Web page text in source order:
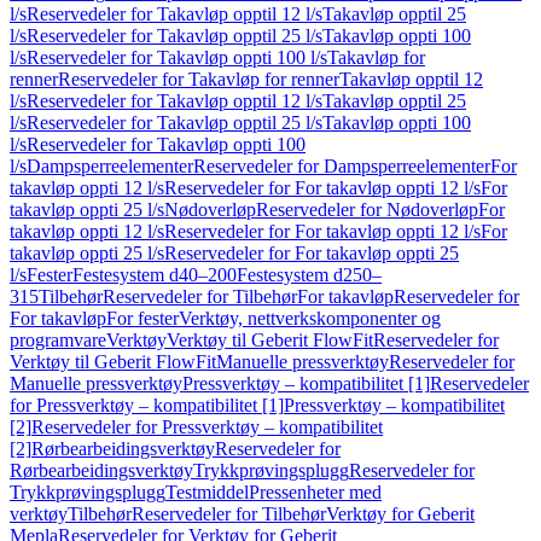
l/sReservedeler for Takavløp opptil 12 l/sTakavløp opptil 25
l/sReservedeler for Takavløp opptil 25 l/sTakavløp oppti 100
l/sReservedeler for Takavløp oppti 100 l/sTakavløp for
rennerReservedeler for Takavløp for rennerTakavløp opptil 12
l/sReservedeler for Takavløp opptil 12 l/sTakavløp opptil 25
l/sReservedeler for Takavløp opptil 25 l/sTakavløp oppti 100
l/sReservedeler for Takavløp oppti 100
l/sDampsperreelementerReservedeler for DampsperreelementerFor
takavløp oppti 12 l/sReservedeler for For takavløp oppti 12 l/sFor
takavløp oppti 25 l/sNødoverløpReservedeler for NødoverløpFor
takavløp oppti 12 l/sReservedeler for For takavløp oppti 12 l/sFor
takavløp oppti 25 l/sReservedeler for For takavløp oppti 25
l/sFesterFestesystem d40–200Festesystem d250–
315TilbehørReservedeler for TilbehørFor takavløpReservedeler for
For takavløpFor festerVerktøy, nettverkskomponenter og
programvareVerktøyVerktøy til Geberit FlowFitReservedeler for
Verktøy til Geberit FlowFitManuelle pressverktøyReservedeler for
Manuelle pressverktøyPressverktøy – kompatibilitet [1]Reservedeler
for Pressverktøy – kompatibilitet [1]Pressverktøy – kompatibilitet
[2]Reservedeler for Pressverktøy – kompatibilitet
[2]RørbearbeidingsverktøyReservedeler for
RørbearbeidingsverktøyTrykkprøvingspluggReservedeler for
TrykkprøvingspluggTestmiddelPressenheter med
verktøyTilbehørReservedeler for TilbehørVerktøy for Geberit
MeplaReservedeler for Verktøy for Geberit